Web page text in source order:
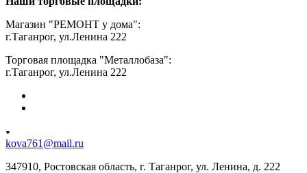
Магазин "РЕМОНТ у дома":
г.Таганрог, ул.Ленина 222
Торговая площадка "Металлобаза":
г.Таганрог, ул.Ленина 222
kova761@mail.ru
347910, Ростовская область, г. Таганрог, ул. Ленина, д. 222